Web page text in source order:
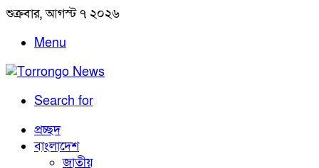
শুক্রবার, আগস্ট ৭ ২০২৬
Menu
Search for
প্রচ্ছদ
বাংলাদেশ
জাতীয়